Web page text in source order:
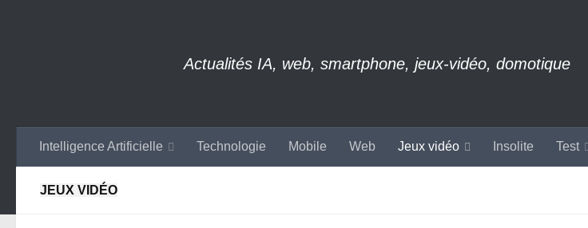
Actualités IA, web, smartphone, jeux-vidéo, domotique
Intelligence Artificielle Technologie Mobile Web Jeux vidéo Insolite Test
JEUX VIDÉO